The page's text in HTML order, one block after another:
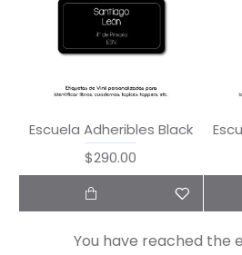
Escuela Adheribles Black
$290.00
You have reached the